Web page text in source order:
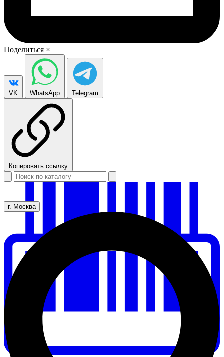
Поделиться ×
VK WhatsApp Telegram
Копировать ссылку